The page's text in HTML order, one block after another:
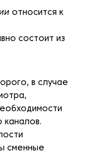
относится к
состоит из
в случае
каналов.
сменные